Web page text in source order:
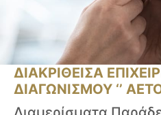
ΔΙΑΚΡΙΘΕΙΣΑ
ΔΙΑΓΩΝΙΣΜΟΥ ‘’